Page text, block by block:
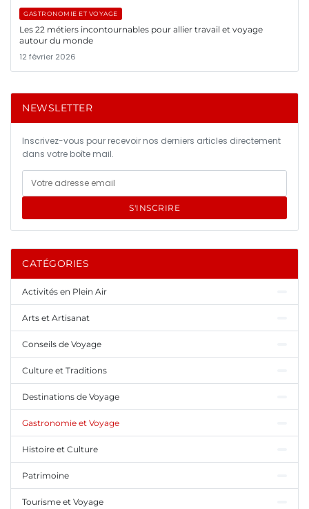
GASTRONOMIE ET VOYAGE
Les 22 métiers incontournables pour allier travail et voyage
autour du monde
12 février 2026
NEWSLETTER
Inscrivez-vous pour recevoir nos derniers articles directement
dans votre boîte mail.
S'INSCRIRE
CATÉGORIES
Activités en Plein Air
Arts et Artisanat
Conseils de Voyage
Culture et Traditions
Destinations de Voyage
Gastronomie et Voyage
Histoire et Culture
Patrimoine
Tourisme et Voyage